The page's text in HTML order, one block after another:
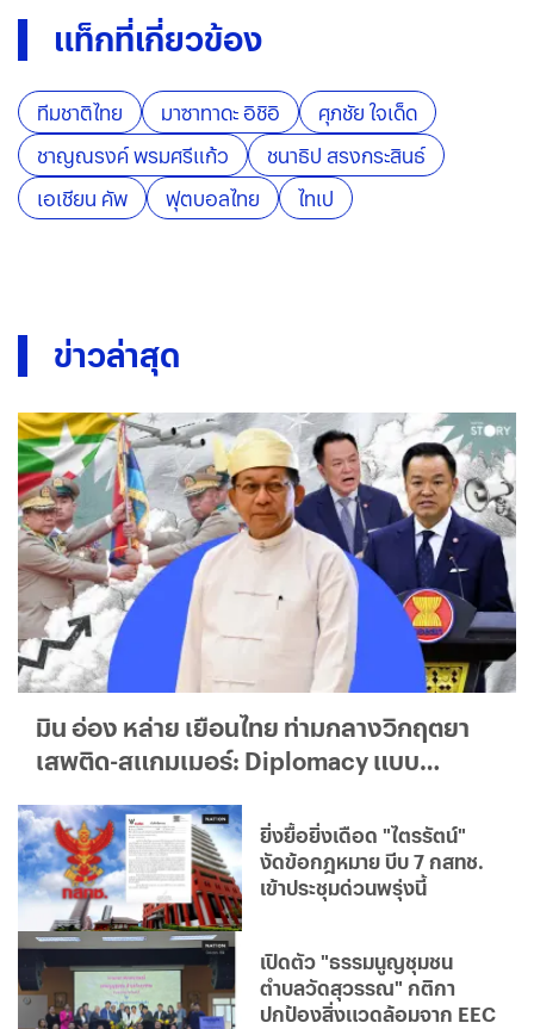
แท็กที่เกี่ยวข้อง
ทีมชาติไทย มาซาทาดะ อิชิอิ
ศุภชัย ใจเด็ด
ชาญณรงค์ พรมศรีแก้ว
ชนาธิป สรงกระสินธ์
เอเชียน คัพ
ฟุตบอลไทย ไทเป
ข่าวล่าสุด
มิน อ่อง หล่าย เยือนไทย ท่ามกลางวิกฤตยา
เสพติด-สแกมเมอร์: Diplomacy แบบ
ยิ่งยื้อยิ่งเดือด "ไตรรัตน์"
งัดข้อกฎหมาย บีบ 7 กสทช.
เข้าประชุมด่วนพรุ่งนี้
เปิดตัว "ธรรมนูญชุมชน
ตำบลวัดสุวรรณ" กติกา
ปกป้องสิ่งแวดล้อมจาก EEC